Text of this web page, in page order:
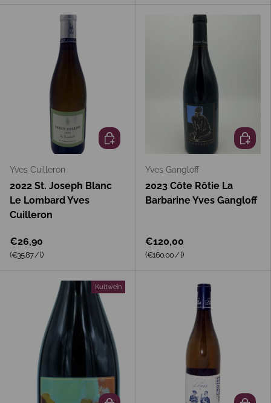
Yves Cuilleron
2022 St. Joseph Blanc
Le Lombard Yves
Cuilleron
€26,90
Grundpreis
(€35,87/l)
In den Warenkorb
Yves Gangloff
2023 Côte Rôtie La
Barbarine Yves Gangloff
€120,00
Grundpreis
(€160,00/l)
In den
Kultwein
In den Warenkorb In den